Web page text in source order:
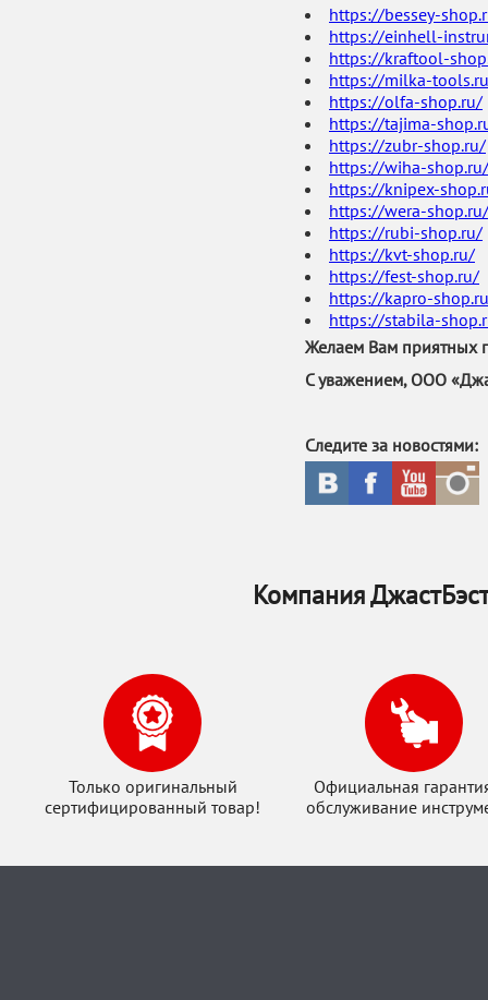
https://bessey-
https://einhell-
https://kraftool-
https://milka-
https://olfa-shop.ru/
https://tajima-
https://zubr-shop.ru/
https://wiha-shop.ru/
https://knipex-
https://wera-shop.ru/
https://rubi-shop.ru/
https://kvt-shop.ru/
https://fest-shop.ru/
https://kapro-
https://stabila-
Желаем Вам приятных
С уважением, ООО
Следите за новостями:
Компания
Только оригинальный
сертифицированный товар!
Официальная
обслуживание